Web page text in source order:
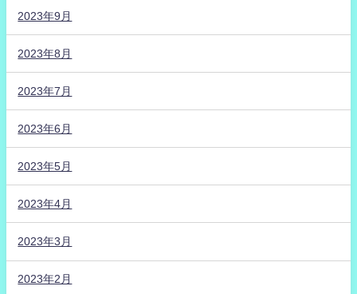
2023年9月
2023年8月
2023年7月
2023年6月
2023年5月
2023年4月
2023年3月
2023年2月